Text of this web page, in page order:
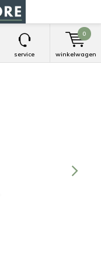
service winkelwagen
0